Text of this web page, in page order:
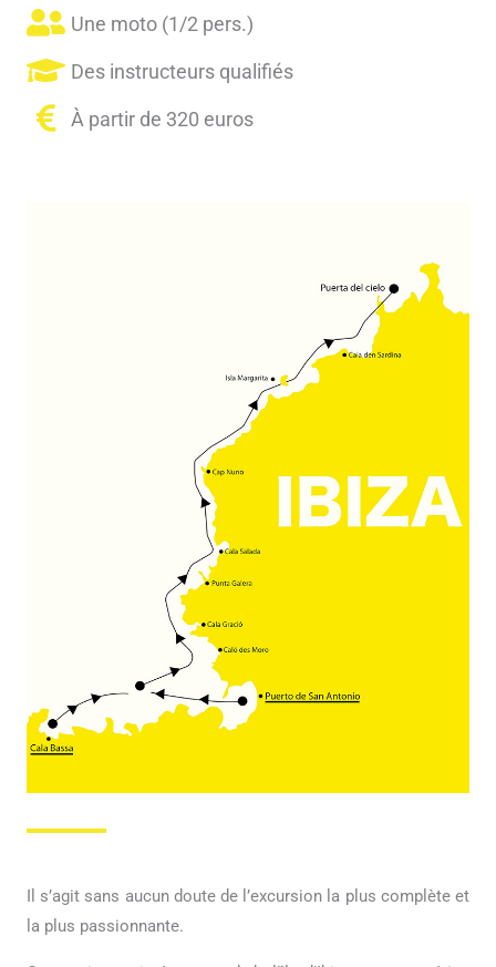
Une moto (1/2 pers.)
Des instructeurs qualifiés
À partir de 320 euros
Il s’agit sans aucun doute de l’excursion la plus complète et
la plus passionnante.